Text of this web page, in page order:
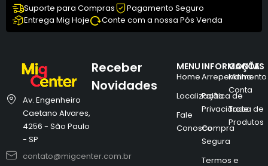
Suporte para Compras
Pagamento Seguro
Entrega Mig Hoje
Conte com a nossa Pós Venda
Av. Engenheiro
Caetano Alvares,
4256 - São Paulo
- SP
contato@migcenter.com.br
MENU
Home
Localização
Fale
Conosco
INFORMAÇÕES
Arrependimento
Política de
Privacidade
Compra
Segura
Termos e
CONTA
Minha
Conta
Troca de
Produtos
Receber
Novidades